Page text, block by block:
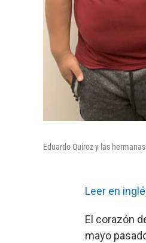
Eduardo Quiroz y las
Leer en
El corazón
mayo